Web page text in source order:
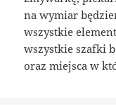
na wymiar
wszystkie
wszystkie szafki
oraz miejsca w